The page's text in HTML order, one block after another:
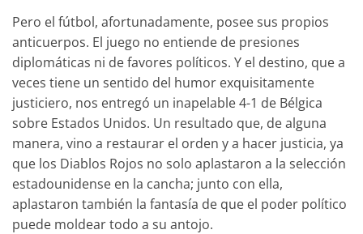
Pero el fútbol, afortunadamente, posee sus propios
anticuerpos. El juego no entiende de presiones
diplomáticas ni de favores políticos. Y el destino, que a
veces tiene un sentido del humor exquisitamente
justiciero, nos entregó un inapelable 4-1 de Bélgica
sobre Estados Unidos. Un resultado que, de alguna
manera, vino a restaurar el orden y a hacer justicia, ya
que los Diablos Rojos no solo aplastaron a la selección
estadounidense en la cancha; junto con ella,
aplastaron también la fantasía de que el poder político
puede moldear todo a su antojo.